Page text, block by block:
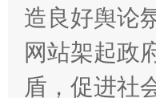
造良好舆论
网站架起政
盾，促进社